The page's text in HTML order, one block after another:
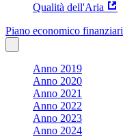
Qualità dell'Aria
Piano economico
Anno 2019
Anno 2020
Anno 2021
Anno 2022
Anno 2023
Anno 2024